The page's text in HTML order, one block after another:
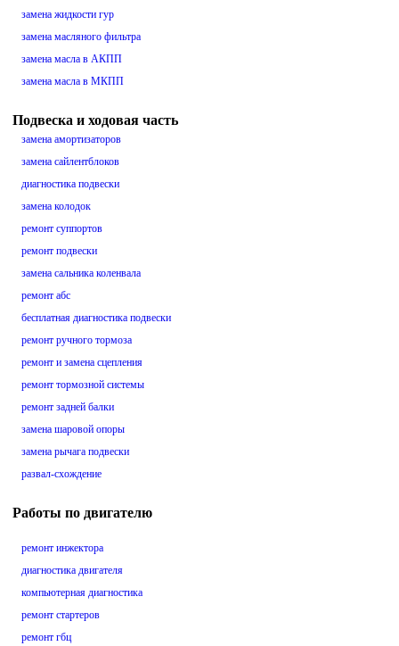
замена жидкости гур
замена масляного фильтра
замена масла в АКПП
замена масла в МКПП
Подвеска и ходовая часть
замена амортизаторов
замена сайлентблоков
диагностика подвески
замена колодок
ремонт суппортов
ремонт подвески
замена сальника коленвала
ремонт абс
бесплатная диагностика подвески
ремонт ручного тормоза
ремонт и замена сцепления
ремонт тормозной системы
ремонт задней балки
замена шаровой опоры
замена рычага подвески
развал-схождение
Работы по двигателю
ремонт инжектора
диагностика двигателя
компьютерная диагностика
ремонт стартеров
ремонт гбц